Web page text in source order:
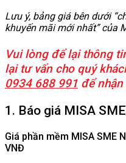
Lưu ý, bảng giá bên dưới
khuyến mãi mới nhất” của
Vui lòng để lại thông
lại tư vấn cho quý
0934 688 991 để
1. Báo giá MISA
Giá phần mềm MISA SME
VNĐ